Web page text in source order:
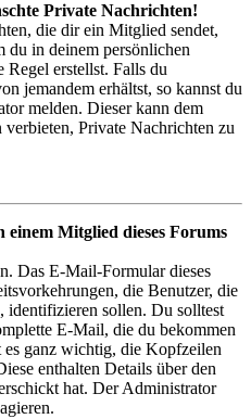
Private Nachrichten!
die dir ein Mitglied sendet,
du in deinem persönlichen
Regel erstellst. Falls du
jemandem erhältst, so kannst du
melden. Dieser kann dem
Private Nachrichten zu
Mitglied dieses Forums
Das E-Mail-Formular dieses
die Benutzer, die
identifizieren sollen. Du solltest
E-Mail, die du bekommen
ganz wichtig, die Kopfzeilen
enthalten Details über den
hat. Der Administrator